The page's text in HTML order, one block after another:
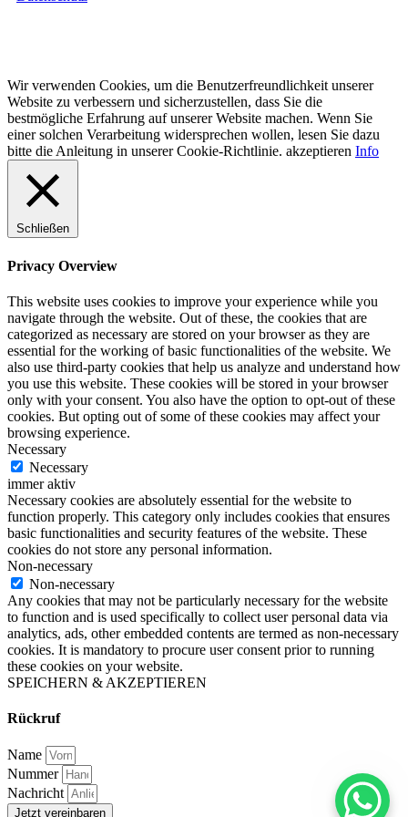
Wir verwenden Cookies, um die Benutzerfreundlichkeit unserer
Website zu verbessern und sicherzustellen, dass Sie die
bestmögliche Erfahrung auf unserer Website machen. Wenn Sie
einer solchen Verarbeitung widersprechen wollen, lesen Sie dazu
bitte die Anleitung in unserer Cookie-Richtlinie. akzeptieren Info
Schließen
Privacy Overview
This website uses cookies to improve your experience while you
navigate through the website. Out of these, the cookies that are
categorized as necessary are stored on your browser as they are
essential for the working of basic functionalities of the website. We
also use third-party cookies that help us analyze and understand how
you use this website. These cookies will be stored in your browser
only with your consent. You also have the option to opt-out of these
cookies. But opting out of some of these cookies may affect your
browsing experience.
Necessary
Necessary
immer aktiv
Necessary cookies are absolutely essential for the website to
function properly. This category only includes cookies that ensures
basic functionalities and security features of the website. These
cookies do not store any personal information.
Non-necessary
Non-necessary
Any cookies that may not be particularly necessary for the website
to function and is used specifically to collect user personal data via
analytics, ads, other embedded contents are termed as non-necessary
cookies. It is mandatory to procure user consent prior to running
these cookies on your website.
SPEICHERN & AKZEPTIEREN
Rückruf
Name
Nummer
Nachricht
Jetzt vereinbaren